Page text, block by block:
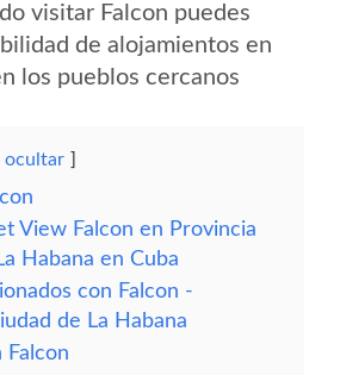
visitar Falcon puedes
de alojamientos en
los pueblos cercanos
ocultar
View Falcon en Provincia
Habana en Cuba
con Falcon -
de La Habana